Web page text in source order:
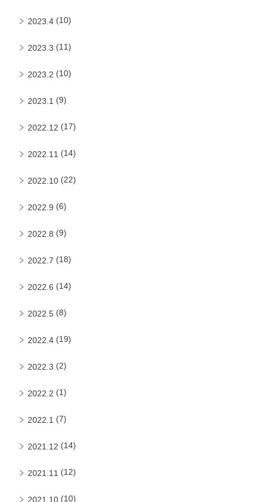
2023.4 (10)
2023.3 (11)
2023.2 (10)
2023.1 (9)
2022.12 (17)
2022.11 (14)
2022.10 (22)
2022.9 (6)
2022.8 (9)
2022.7 (18)
2022.6 (14)
2022.5 (8)
2022.4 (19)
2022.3 (2)
2022.2 (1)
2022.1 (7)
2021.12 (14)
2021.11 (12)
2021.10 (10)